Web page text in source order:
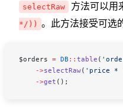
selectRaw 方法可以用
*/)) 。此方法接受可选
$orders = DB :: table (
    ->
selectRaw( 'price *
    ->
get ();